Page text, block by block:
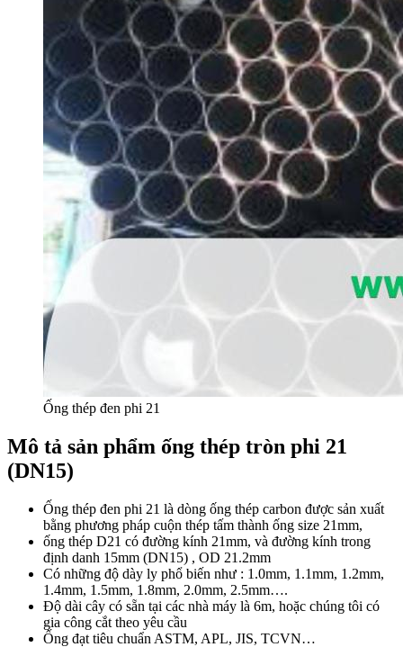
Ống thép đen phi 21
Mô tả sản phẩm ống thép tròn phi 21
(DN15)
Ống thép đen phi 21 là dòng ống thép carbon được sản xuất
bằng phương pháp cuộn thép tấm thành ống size 21mm,
ống thép D21 có đường kính 21mm, và đường kính trong
định danh 15mm (DN15) , OD 21.2mm
Có những độ dày ly phổ biến như : 1.0mm, 1.1mm, 1.2mm,
1.4mm, 1.5mm, 1.8mm, 2.0mm, 2.5mm….
Độ dài cây có sẵn tại các nhà máy là 6m, hoặc chúng tôi có
gia công cắt theo yêu cầu
Ống đạt tiêu chuẩn ASTM, APL, JIS, TCVN…